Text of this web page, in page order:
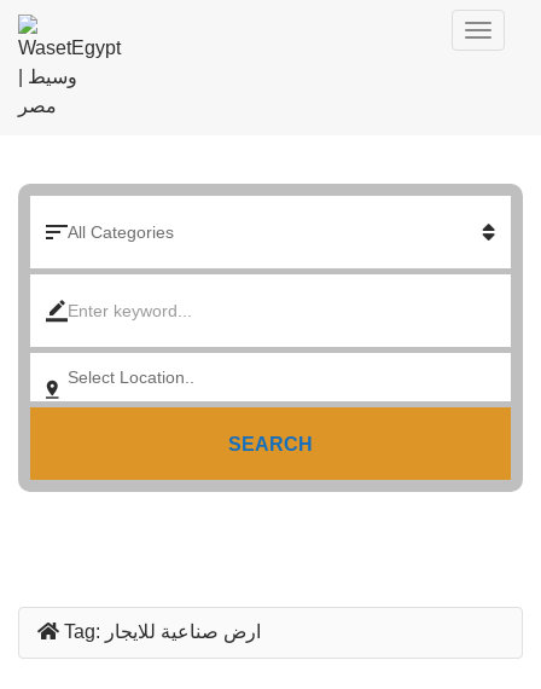
SEARCH
Tag: ارض صناعية للايجار